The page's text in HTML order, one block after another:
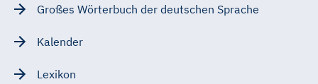
Großes Wörterbuch der deutschen Sprache
Kalender
Lexikon